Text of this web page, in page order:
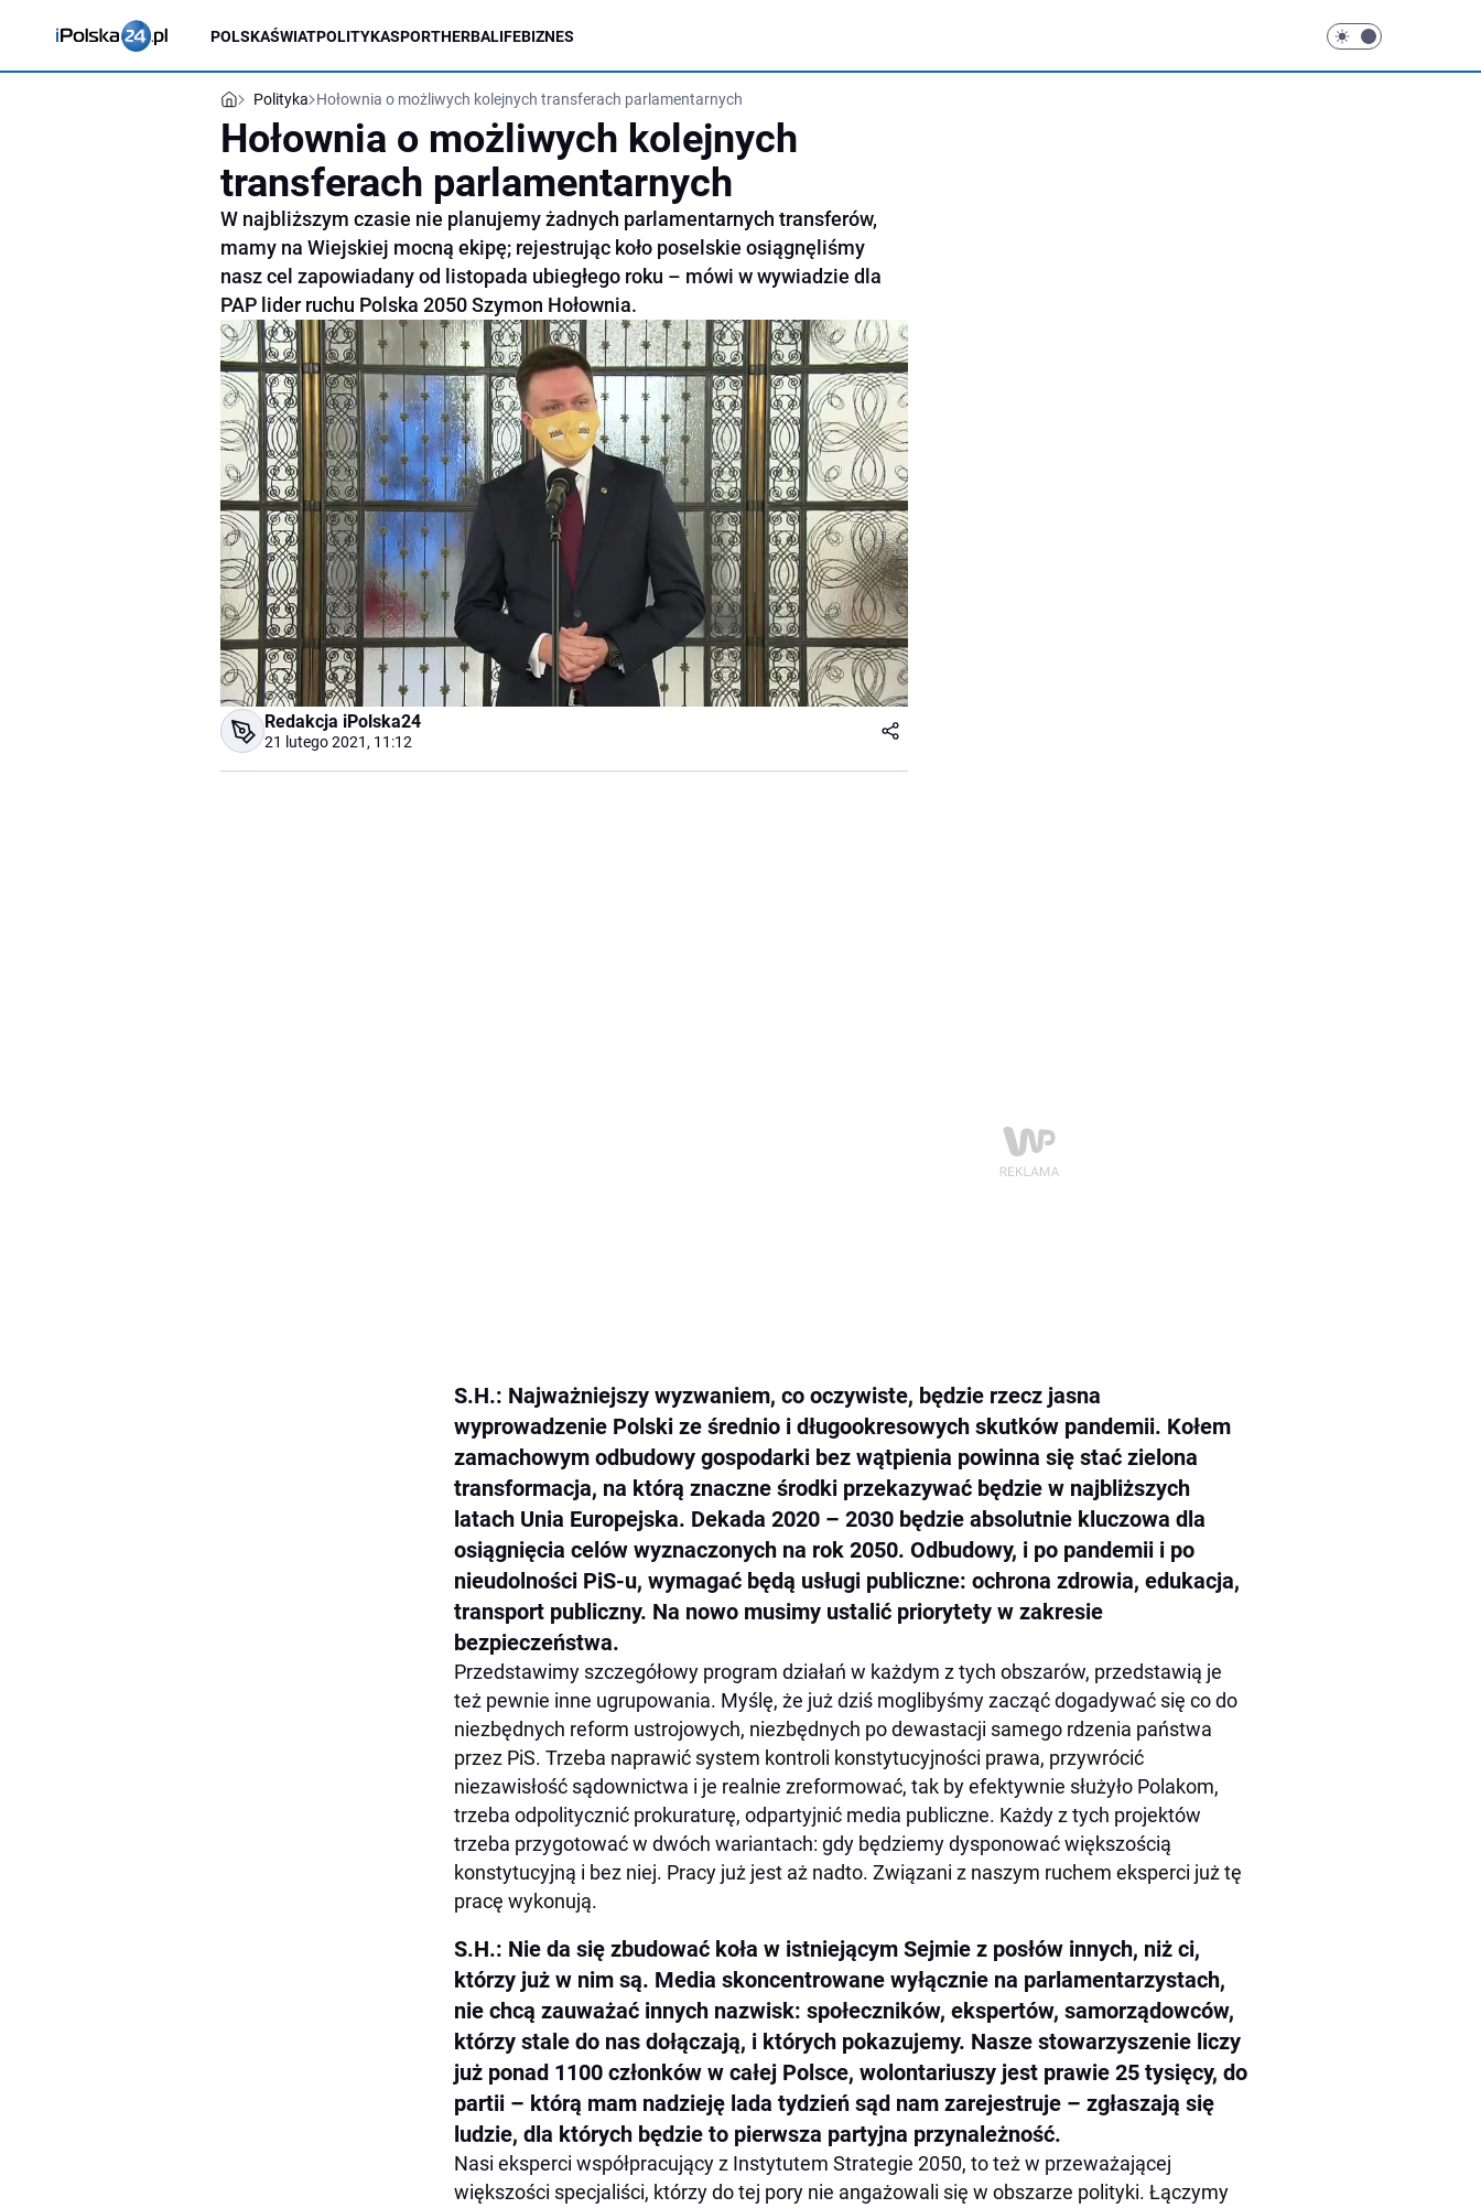
POLSKAŚWIATPOLITYKASPORTHERBALIFEBIZNES
Polityka Hołownia o możliwych kolejnych transferach parlamentarnych
Hołownia o możliwych kolejnych
transferach parlamentarnych
W najbliższym czasie nie planujemy żadnych parlamentarnych transferów,
mamy na Wiejskiej mocną ekipę; rejestrując koło poselskie osiągnęliśmy
nasz cel zapowiadany od listopada ubiegłego roku – mówi w wywiadzie dla
PAP lider ruchu Polska 2050 Szymon Hołownia.
Redakcja iPolska24
21 lutego 2021, 11:12
S.H.: Najważniejszy wyzwaniem, co oczywiste, będzie rzecz jasna
wyprowadzenie Polski ze średnio i długookresowych skutków pandemii. Kołem
zamachowym odbudowy gospodarki bez wątpienia powinna się stać zielona
transformacja, na którą znaczne środki przekazywać będzie w najbliższych
latach Unia Europejska. Dekada 2020 – 2030 będzie absolutnie kluczowa dla
osiągnięcia celów wyznaczonych na rok 2050. Odbudowy, i po pandemii i po
nieudolności PiS-u, wymagać będą usługi publiczne: ochrona zdrowia, edukacja,
transport publiczny. Na nowo musimy ustalić priorytety w zakresie
bezpieczeństwa.
Przedstawimy szczegółowy program działań w każdym z tych obszarów, przedstawią je
też pewnie inne ugrupowania. Myślę, że już dziś moglibyśmy zacząć dogadywać się co do
niezbędnych reform ustrojowych, niezbędnych po dewastacji samego rdzenia państwa
przez PiS. Trzeba naprawić system kontroli konstytucyjności prawa, przywrócić
niezawisłość sądownictwa i je realnie zreformować, tak by efektywnie służyło Polakom,
trzeba odpolitycznić prokuraturę, odpartyjnić media publiczne. Każdy z tych projektów
trzeba przygotować w dwóch wariantach: gdy będziemy dysponować większością
konstytucyjną i bez niej. Pracy już jest aż nadto. Związani z naszym ruchem eksperci już tę
pracę wykonują.
S.H.: Nie da się zbudować koła w istniejącym Sejmie z posłów innych, niż ci,
którzy już w nim są. Media skoncentrowane wyłącznie na parlamentarzystach,
nie chcą zauważać innych nazwisk: społeczników, ekspertów, samorządowców,
którzy stale do nas dołączają, i których pokazujemy. Nasze stowarzyszenie liczy
już ponad 1100 członków w całej Polsce, wolontariuszy jest prawie 25 tysięcy, do
partii – którą mam nadzieję lada tydzień sąd nam zarejestruje – zgłaszają się
ludzie, dla których będzie to pierwsza partyjna przynależność.
Nasi eksperci współpracujący z Instytutem Strategie 2050, to też w przeważającej
większości specjaliści, którzy do tej pory nie angażowali się w obszarze polityki. Łączymy